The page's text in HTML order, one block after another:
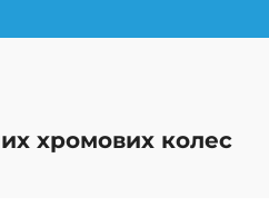
хромових колес